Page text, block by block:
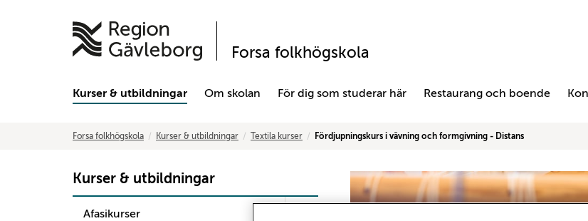
Forsa folkhögskola
Kurser & utbildningar
Om skolan För dig som studerar här Restaurang och boende
Forsa folkhögskola Kurser & utbildningar Textila kurser Fördjupningskurs i vävning och formgivning - Distans
Kurser & utbildningar
Afasikurser